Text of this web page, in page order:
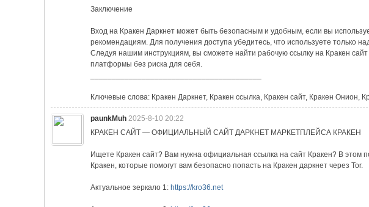
Заключение
Вход на Кракен Даркнет может быть безопасным и удобным, если вы
рекомендациям. Для получения доступа убедитесь, что используете только
Следуя нашим инструкциям, вы сможете найти рабочую ссылку на Кракен
платформы без риска для себя.
Ключевые слова: Кракен Даркнет, Кракен ссылка, Кракен сайт, Кракен Онион,
paunkMuh 2025-8-10 20:22
КРАКЕН САЙТ — ОФИЦИАЛЬНЫЙ САЙТ ДАРКНЕТ МАРКЕТПЛЕЙСА КРАКЕН
Ищете Кракен сайт? Вам нужна официальная ссылка на сайт Кракен? В этом
Кракен, которые помогут вам безопасно попасть на Кракен даркнет через Tor.
Актуальное зеркало 1: https://kro36.net